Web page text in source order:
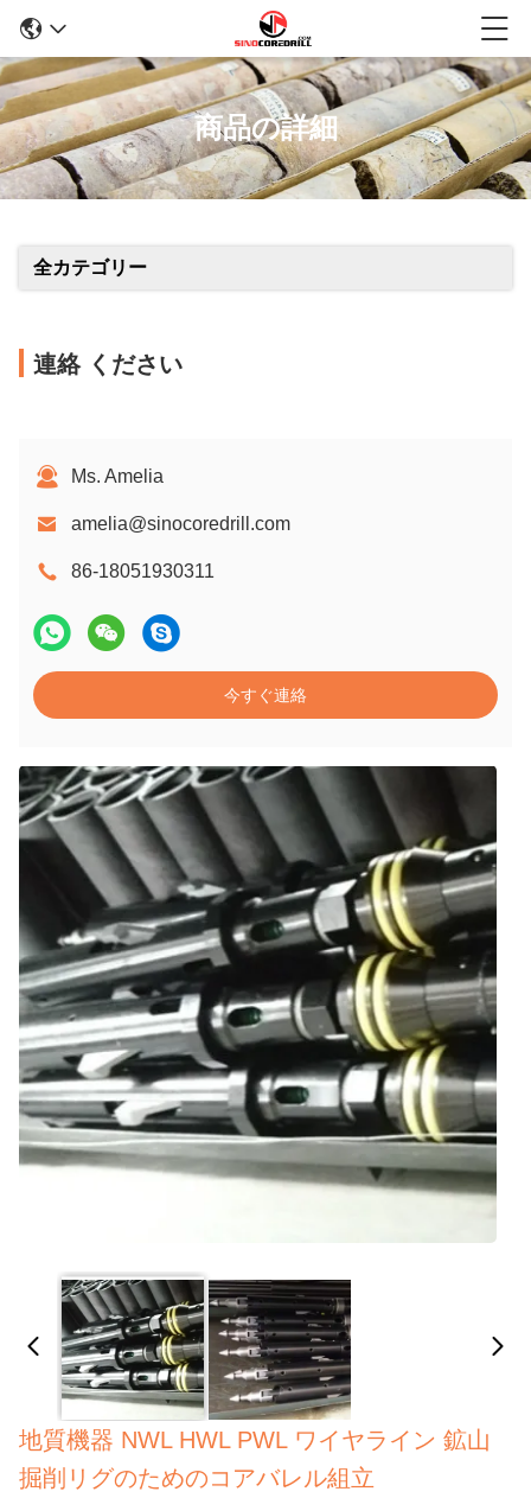
商品の詳細
全カテゴリー
連絡 ください
Ms. Amelia
amelia@sinocoredrill.com
86-18051930311
今すぐ連絡
地質機器 NWL HWL PWL ワイヤライン 鉱山
掘削リグのためのコアバレル組立